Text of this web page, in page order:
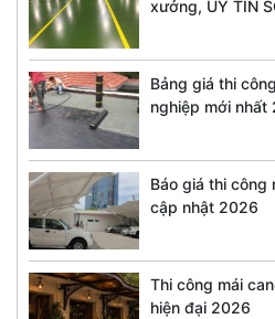
xưởng, UY TÍN
Bảng giá thi
nghiệp mới nhất
Báo giá thi công
cập nhật 2026
Thi công mái
hiện đại 2026